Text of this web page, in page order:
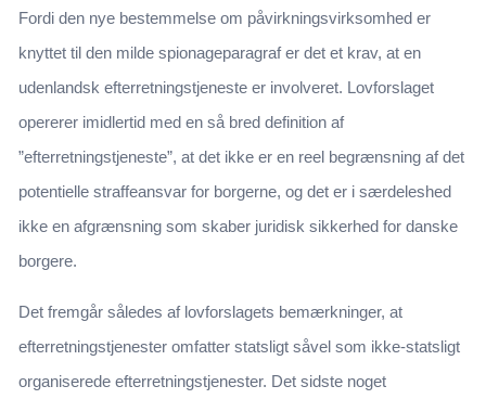
Fordi den nye bestemmelse om påvirkningsvirksomhed er
knyttet til den milde spionageparagraf er det et krav, at en
udenlandsk efterretningstjeneste er involveret. Lovforslaget
opererer imidlertid med en så bred definition af
”efterretningstjeneste”, at det ikke er en reel begrænsning af det
potentielle straffeansvar for borgerne, og det er i særdeleshed
ikke en afgrænsning som skaber juridisk sikkerhed for danske
borgere.
Det fremgår således af lovforslagets bemærkninger, at
efterretningstjenester omfatter statsligt såvel som ikke-statsligt
organiserede efterretningstjenester. Det sidste noget